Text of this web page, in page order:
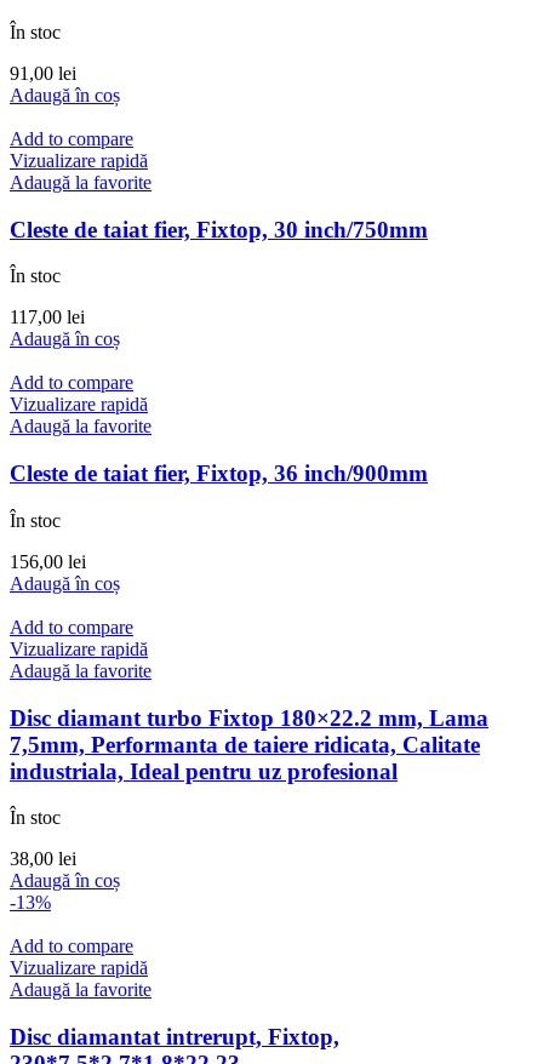
În stoc
91,00 lei
Adaugă în coș
Add to compare
Vizualizare rapidă
Adaugă la favorite
Cleste de taiat fier, Fixtop, 30 inch/750mm
În stoc
117,00 lei
Adaugă în coș
Add to compare
Vizualizare rapidă
Adaugă la favorite
Cleste de taiat fier, Fixtop, 36 inch/900mm
În stoc
156,00 lei
Adaugă în coș
Add to compare
Vizualizare rapidă
Adaugă la favorite
Disc diamant turbo Fixtop 180×22.2 mm, Lama
7,5mm, Performanta de taiere ridicata, Calitate
industriala, Ideal pentru uz profesional
În stoc
38,00 lei
Adaugă în coș
-13%
Add to compare
Vizualizare rapidă
Adaugă la favorite
Disc diamantat intrerupt, Fixtop,